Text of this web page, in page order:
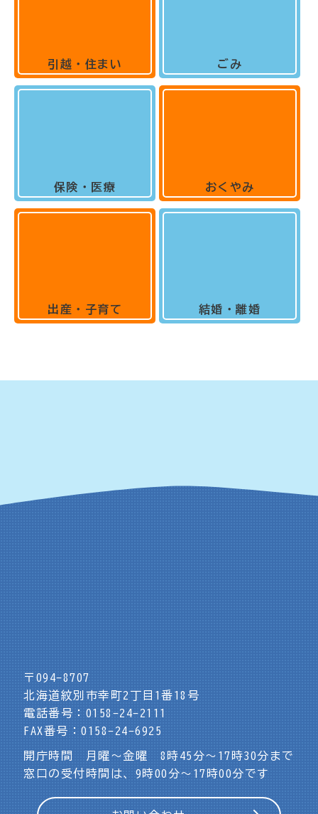
引越・住まい
保険・医療
出産・子育て
ごみ
おくやみ
結婚・離婚
〒094-8707
北海道紋別市幸町2丁目1番18号
電話番号：0158-24-2111
FAX番号：0158-24-6925
開庁時間 月曜～金曜 8時45分～17時30分まで
窓口の受付時間は、9時00分～17時00分です